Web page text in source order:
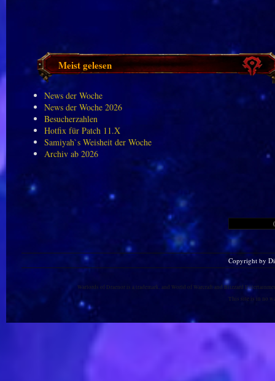
Meist gelesen
News der Woche
News der Woche 2026
Besucherzahlen
Hotfix für Patch 11.X
Samiyah`s Weisheit der Woche
Archiv ab 2026
Copyright by
Warlords of Draenor is a trademark, and World of Warcraft and Blizzard
This site is in no